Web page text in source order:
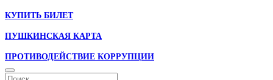
КУПИТЬ БИЛЕТ
ПУШКИНСКАЯ КАРТА
ПРОТИВОДЕЙСТВИЕ КОРРУПЦИИ